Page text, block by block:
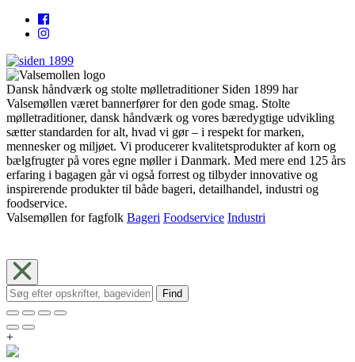
Dansk håndværk og stolte mølletraditioner Siden 1899 har
Valsemøllen været bannerfører for den gode smag. Stolte
mølletraditioner, dansk håndværk og vores bæredygtige udvikling
sætter standarden for alt, hvad vi gør – i respekt for marken,
mennesker og miljøet. Vi producerer kvalitetsprodukter af korn og
bælgfrugter på vores egne møller i Danmark. Med mere end 125 års
erfaring i bagagen går vi også forrest og tilbyder innovative og
inspirerende produkter til både bageri, detailhandel, industri og
foodservice.
Valsemøllen for fagfolk Bageri Foodservice Industri
Find
+